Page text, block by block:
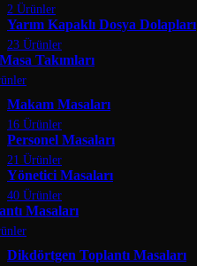
2 Ürünler
Yarım Kapaklı Dosya Dolapları
23 Ürünler
Takımları
Makam Masaları
16 Ürünler
Personel Masaları
21 Ürünler
Yönetici Masaları
40 Ürünler
Masaları
Dikdörtgen Toplantı Masaları